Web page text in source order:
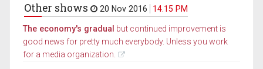
Other shows 20 Nov 2016 14.15 PM
The economy's gradual but continued improvement is
good news for pretty much everybody. Unless you work
for a media organization.